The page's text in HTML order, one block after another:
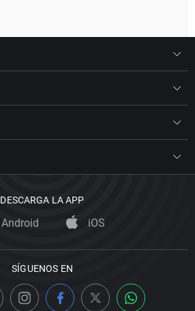
DESCARGA LA APP
Android iOS
SÍGUENOS EN